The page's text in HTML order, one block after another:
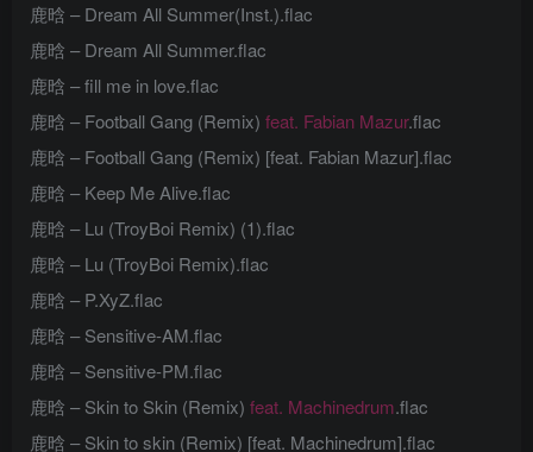
鹿晗 – Dream All Summer(Inst.).flac
鹿晗 – Dream All Summer.flac
鹿晗 – fill me in love.flac
鹿晗 – Football Gang (Remix) feat. Fabian Mazur.flac
鹿晗 – Football Gang (Remix) [feat. Fabian Mazur].flac
鹿晗 – Keep Me Alive.flac
鹿晗 – Lu (TroyBoi Remix) (1).flac
鹿晗 – Lu (TroyBoi Remix).flac
鹿晗 – P.XyZ.flac
鹿晗 – Sensitive-AM.flac
鹿晗 – Sensitive-PM.flac
鹿晗 – Skin to Skin (Remix) feat. Machinedrum.flac
鹿晗 – Skin to skin (Remix) [feat. Machinedrum].flac